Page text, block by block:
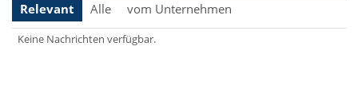
Relevant
Alle vom Unternehmen
Keine Nachrichten verfügbar.